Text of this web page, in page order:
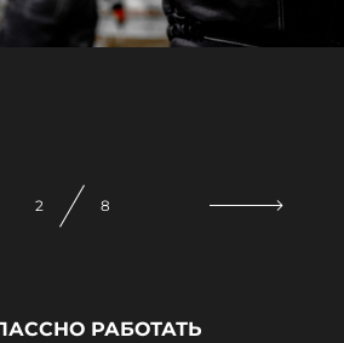
РАБОТАТЬ
2 8